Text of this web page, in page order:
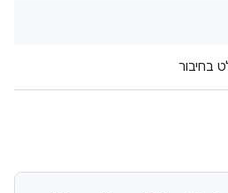
בחיבור